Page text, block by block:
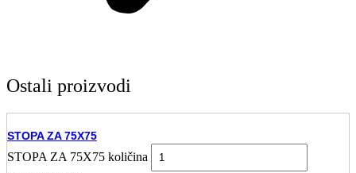
Ostali proizvodi
STOPA ZA 75X75
STOPA ZA 75X75 količina